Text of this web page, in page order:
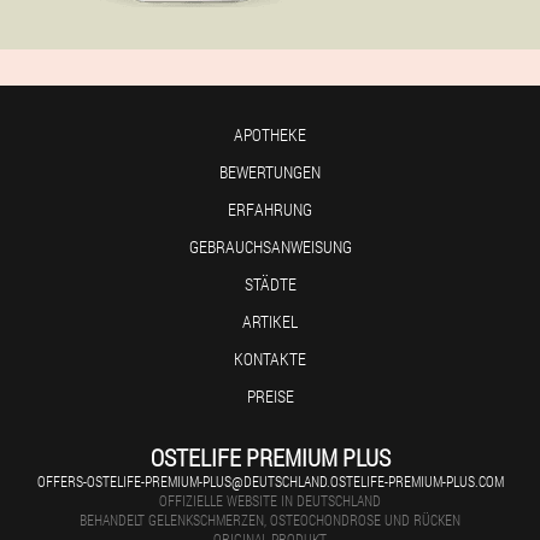
APOTHEKE
BEWERTUNGEN
ERFAHRUNG
GEBRAUCHSANWEISUNG
STÄDTE
ARTIKEL
KONTAKTE
PREISE
OSTELIFE PREMIUM PLUS
OFFERS-OSTELIFE-PREMIUM-PLUS@DEUTSCHLAND.OSTELIFE-PREMIUM-PLUS.COM
OFFIZIELLE WEBSITE IN DEUTSCHLAND
BEHANDELT GELENKSCHMERZEN, OSTEOCHONDROSE UND RÜCKEN